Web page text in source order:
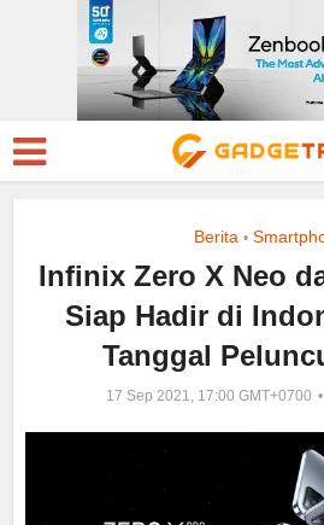
Berita •
Infinix Zero X Neo
Siap Hadir di
Tanggal
17 Sep 2021, 17:00 GMT+0700